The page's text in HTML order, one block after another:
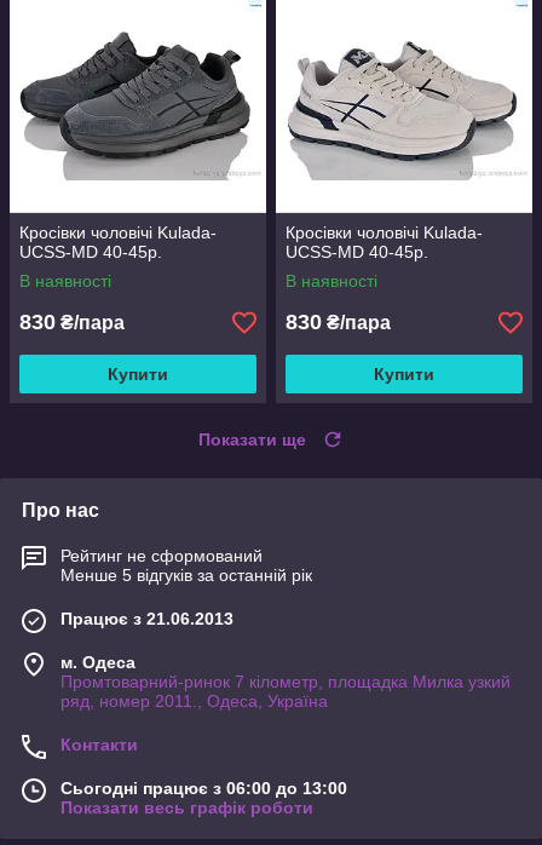
Кросівки чоловічі Kulada-
UCSS-MD 40-45р.
В наявності
830 ₴/пара
Купити
Кросівки чоловічі Kulada-
UCSS-MD 40-45р.
В наявності
830 ₴/пара
Купити
Показати ще
Про нас
Рейтинг не сформований
Менше 5 відгуків за останній рік
Працює з 21.06.2013
м. Одеса
Промтоварний-ринок 7 кілометр, площадка Милка узкий
ряд, номер 2011., Одеса, Україна
Контакти
Сьогодні працює з 06:00 до 13:00
Показати весь графік роботи